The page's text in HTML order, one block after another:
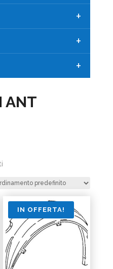
+
+
+
ANT
IN OFFERTA!